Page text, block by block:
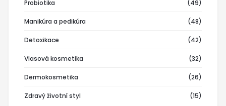
Probiotika (49)
Manikúra a pedikúra (48)
Detoxikace (42)
Vlasová kosmetika (32)
Dermokosmetika (26)
Zdravý životní styl (15)